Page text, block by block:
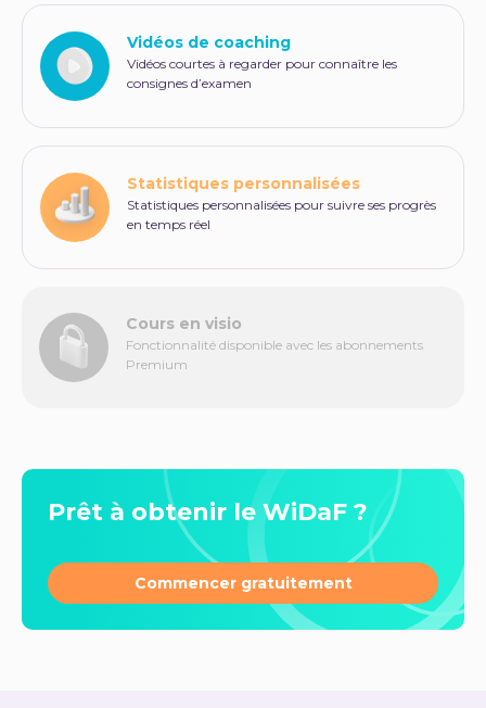
Vidéos de coaching
Vidéos courtes à regarder pour connaître les
consignes d’examen
Statistiques personnalisées
Statistiques personnalisées pour suivre ses progrès
en temps réel
Cours en visio
Fonctionnalité disponible avec les abonnements
Premium
Prêt à obtenir le WiDaF ?
Commencer gratuitement